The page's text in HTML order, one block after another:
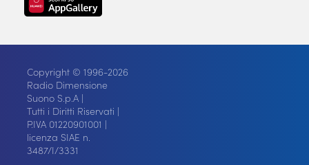
Copyright © 1996-2026
Radio Dimensione
Suono S.p.A |
Tutti i Diritti Riservati |
P.IVA 01220901001 |
licenza SIAE n.
3487/I/3331